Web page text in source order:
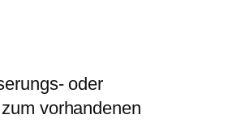
oder
vorhandenen